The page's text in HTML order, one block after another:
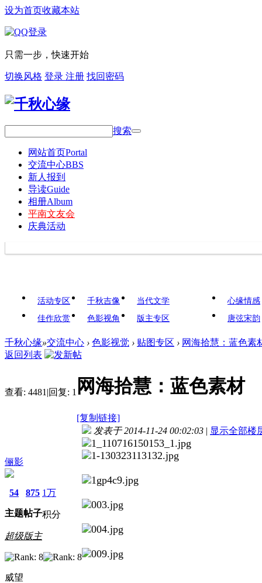
设为首页收藏本站
只需一步，快速开始
切换风格 登录 注册 找回密码
搜索
网站首页Portal
交流中心BBS
新人报到
导读Guide
相册Album
平南文友会
庆典活动
活动专区 千秋吉像
当代文学
佳作欣赏
色影视角 版主专区
心缘情感
唐弦宋韵
千秋心缘»交流中心 › 色影视觉 › 贴图专区 › 网海拾慧：蓝色素
返回列表
查看: 4481 |回复: 1 网海拾慧：蓝色素材
[复制链接]
俪影
54
主题
875
帖子
1万
积分
超级版主
威望
发表于 2014-11-24 00:02:03 | 显示全部楼